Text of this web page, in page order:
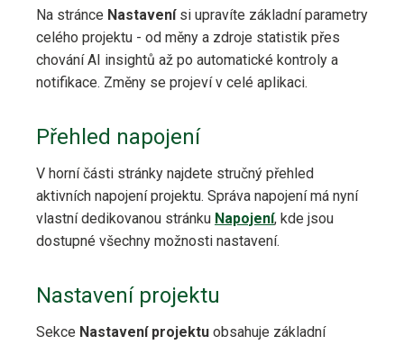
Na stránce Nastavenísi upravíte základní parametry
celého projektu - od měny a zdroje statistik přes
chování AI insightů až po automatické kontroly a
notifikace. Změny se projeví v celé aplikaci.
Přehled napojení
V horní části stránky najdete stručný přehled
aktivních napojení projektu. Správa napojení má nyní
vlastní dedikovanou stránku Napojení, kde jsou
dostupné všechny možnosti nastavení.
Nastavení projektu
Sekce Nastavení projektu obsahuje základní